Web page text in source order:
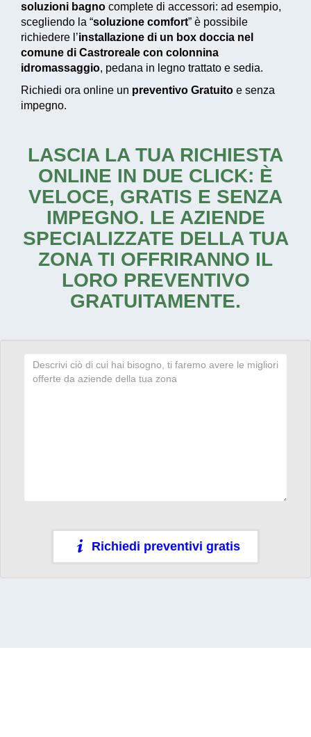
soluzioni bagno complete di accessori: ad esempio,
scegliendo la “soluzione comfort” è possibile
richiedere l’installazione di un box doccia nel
comune di Castroreale con colonnina
idromassaggio, pedana in legno trattato e sedia.
Richiedi ora online un preventivo Gratuito e senza
impegno.
LASCIA LA TUA RICHIESTA
ONLINE IN DUE CLICK: È
VELOCE, GRATIS E SENZA
IMPEGNO. LE AZIENDE
SPECIALIZZATE DELLA TUA
ZONA TI OFFRIRANNO IL
LORO PREVENTIVO
GRATUITAMENTE.
Richiedi preventivi gratis